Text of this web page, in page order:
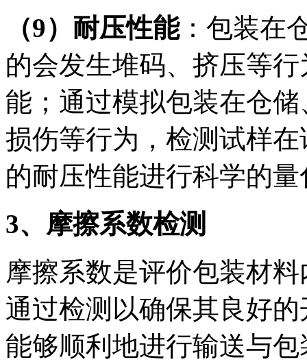
（9）耐压性能：包装在
的会发生堆码、挤压等
能；通过模拟包装在仓
损伤等行为，检测试样
的耐压性能进行科学的
3、摩擦系数检测
摩擦系数是评价包装材
通过检测以确保其良好
能够顺利地进行输送与